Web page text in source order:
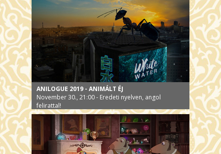
ANILOGUE 2019 - ANIMÁLT ÉJ
November 30., 21:00 - Eredeti nyelven, angol
felirattal!